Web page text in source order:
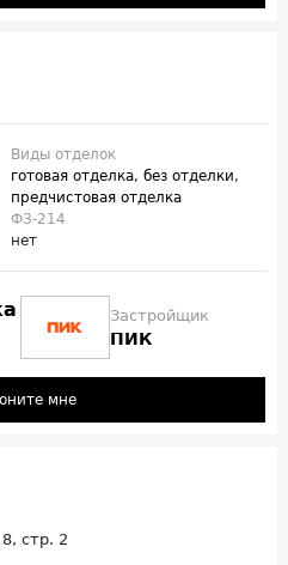
Виды отделок
готовая отделка, без отделки,
предчистовая отделка
ФЗ-214
нет
Застройщик
ПИК
мне
стр. 2